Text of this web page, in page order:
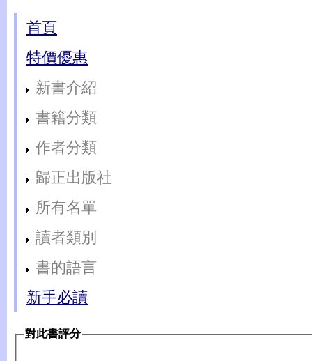
首頁
特價優惠
新書介紹
書籍分類
作者分類
歸正出版社
所有名單
讀者類別
書的語言
新手必讀
對此書評分